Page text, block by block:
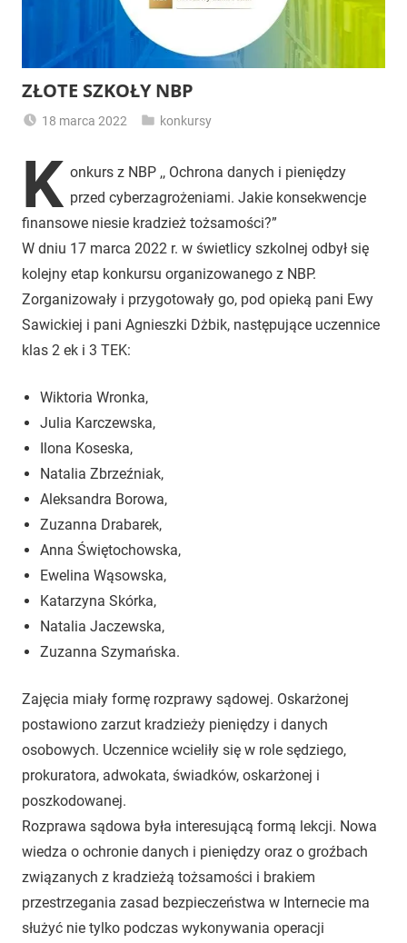
ZŁOTE SZKOŁY NBP
18 marca 2022
konkursy
K onkurs z NBP ,, Ochrona danych i pieniędzy
przed cyberzagrożeniami. Jakie konsekwencje
finansowe niesie kradzież tożsamości?”
W dniu 17 marca 2022 r. w świetlicy szkolnej odbył się
kolejny etap konkursu organizowanego z NBP.
Zorganizowały i przygotowały go, pod opieką pani Ewy
Sawickiej i pani Agnieszki Dżbik, następujące uczennice
klas 2 ek i 3 TEK:
Wiktoria Wronka,
Julia Karczewska,
Ilona Koseska,
Natalia Zbrzeźniak,
Aleksandra Borowa,
Zuzanna Drabarek,
Anna Świętochowska,
Ewelina Wąsowska,
Katarzyna Skórka,
Natalia Jaczewska,
Zuzanna Szymańska.
Zajęcia miały formę rozprawy sądowej. Oskarżonej
postawiono zarzut kradzieży pieniędzy i danych
osobowych. Uczennice wcieliły się w role sędziego,
prokuratora, adwokata, świadków, oskarżonej i
poszkodowanej.
Rozprawa sądowa była interesującą formą lekcji. Nowa
wiedza o ochronie danych i pieniędzy oraz o groźbach
związanych z kradzieżą tożsamości i brakiem
przestrzegania zasad bezpieczeństwa w Internecie ma
służyć nie tylko podczas wykonywania operacji